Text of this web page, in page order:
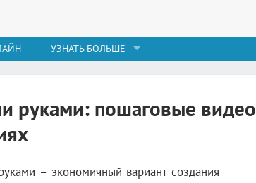
УЗНАТЬ БОЛЬШЕ
руками: пошаговые видео
– экономичный вариант создания